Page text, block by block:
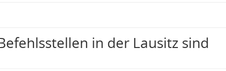
in der Lausitz sind